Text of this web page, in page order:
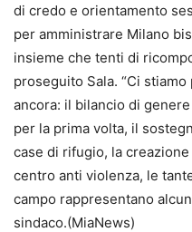
di credo e orientamento
per amministrare Milano
insieme che tenti di
proseguito Sala. “Ci
ancora: il bilancio di
per la prima volta, il
case di rifugio, la
centro anti violenza, le
campo rappresentano
sindaco.(MiaNews)